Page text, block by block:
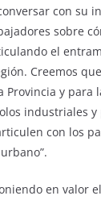
con su
sobre
el
Creemos
Provincia y para
industriales
con los
en valor